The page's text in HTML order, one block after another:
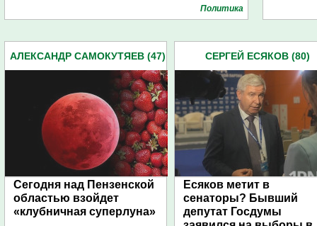
Политика
АЛЕКСАНДР САМОКУТЯЕВ (47)
Сегодня над Пензенской
областью взойдет
«клубничная суперлуна»
СЕРГЕЙ ЕСЯКОВ (80)
Есяков метит в
сенаторы? Бывший
депутат Госдумы